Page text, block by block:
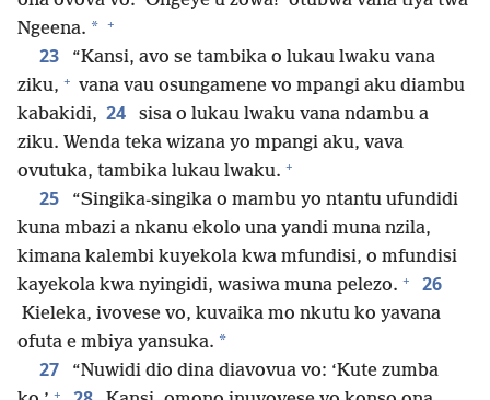
Ngeena. * +
23
“Kansi, avo se tambika o lukau lwaku vana
ziku, + vana vau osungamene vo mpangi aku diambu
kabakidi, 24
sisa o lukau lwaku vana ndambu a
ziku. Wenda teka wizana yo mpangi aku, vava
ovutuka, tambika lukau lwaku. +
25
“Singika-singika o mambu yo ntantu ufundidi
kuna mbazi a nkanu ekolo una yandi muna nzila,
kimana kalembi kuyekola kwa mfundisi, o mfundisi
kayekola kwa nyingidi, wasiwa muna pelezo. + 26
Kieleka, ivovese vo, kuvaika mo nkutu ko yavana
ofuta e mbiya yansuka. *
27
“Nuwidi dio dina diavovua vo: ‘Kute zumba
+